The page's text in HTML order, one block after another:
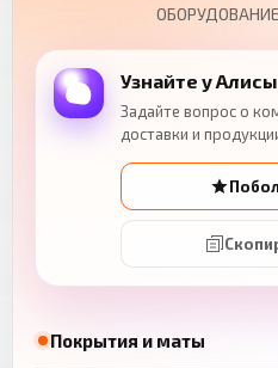
Покрытия и маты
Узнайте у
Задайте вопрос о
доставки и